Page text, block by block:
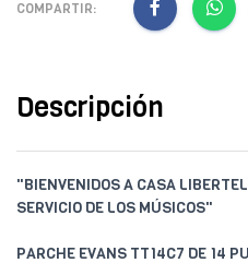
COMPARTIR:
Descripción
"BIENVENIDOS A CASA
SERVICIO DE LOS MÚSICOS"
PARCHE EVANS TT14C7 DE 14